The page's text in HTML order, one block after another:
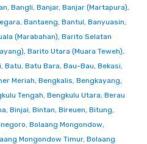
, Bangli, Banjar, Banjar (Martapura),
, Bantaeng, Bantul, Banyuasin,
(Marabahan), Barito Selatan
, Barito Utara (Muara Teweh),
, Batu, Batu Bara, Bau-Bau, Bekasi,
Meriah, Bengkalis, Bengkayang,
Tengah, Bengkulu Utara, Berau
, Binjai, Bintan, Bireuen, Bitung,
, Bolaang Mongondow,
Mongondow Timur, Bolaang